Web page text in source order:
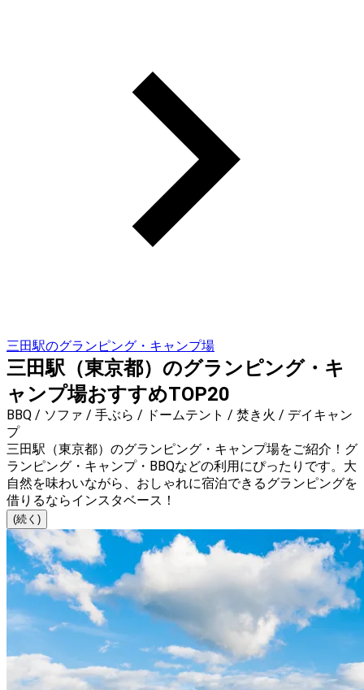
三田駅のグランピング・キャンプ場
三田駅（東京都）のグランピング・キ
ャンプ場おすすめTOP20
BBQ / ソファ / 手ぶら / ドームテント / 焚き火 / デイキャン
プ
三田駅（東京都）のグランピング・キャンプ場をご紹介！グ
ランピング・キャンプ・BBQなどの利用にぴったりです。大
自然を味わいながら、おしゃれに宿泊できるグランピングを
借りるならインスタベース！
(続く)